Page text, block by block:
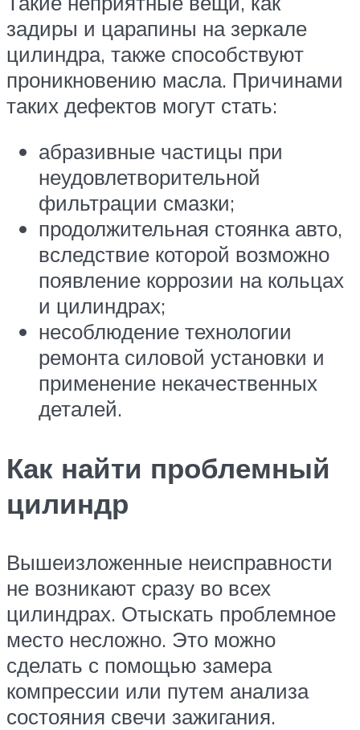
задиры и царапины на зеркале
цилиндра, также способствуют
проникновению масла. Причинами
таких дефектов могут стать:
абразивные частицы при
неудовлетворительной
фильтрации смазки;
продолжительная стоянка авто,
вследствие которой возможно
появление коррозии на кольцах
и цилиндрах;
несоблюдение технологии
ремонта силовой установки и
применение некачественных
деталей.
Как найти проблемный
цилиндр
Вышеизложенные неисправности
не возникают сразу во всех
цилиндрах. Отыскать проблемное
место несложно. Это можно
сделать с помощью замера
компрессии или путем анализа
состояния свечи зажигания.